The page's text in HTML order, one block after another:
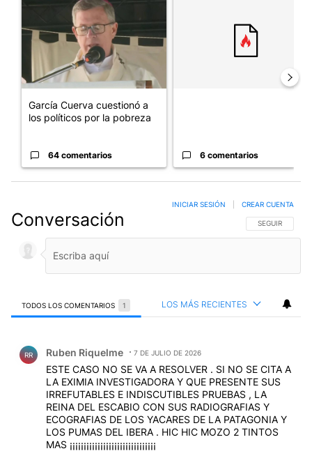
García Cuerva cuestionó a
los políticos por la pobreza
64 comentarios 6 comentarios
Conversación SIGA ESTA
SEGUIR
INICIAR SESIÓN CREAR CUENTA
TODOS LOS COMENTARIOS 1 LOS MÁS RECIENTES
RR Ruben Riquelme 7 DE JULIO DE 2026
ESTE CASO NO SE VA A RESOLVER . SI NO SE CITA A
LA EXIMIA INVESTIGADORA Y QUE PRESENTE SUS
IRREFUTABLES E INDISCUTIBLES PRUEBAS , LA
REINA DEL ESCABIO CON SUS RADIOGRAFIAS Y
ECOGRAFIAS DE LOS YACARES DE LA PATAGONIA Y
LOS PUMAS DEL IBERA . HIC HIC MOZO 2 TINTOS
MAS ¡¡¡¡¡¡¡¡¡¡¡¡¡¡¡¡¡¡¡¡¡¡¡¡¡¡¡¡¡¡¡